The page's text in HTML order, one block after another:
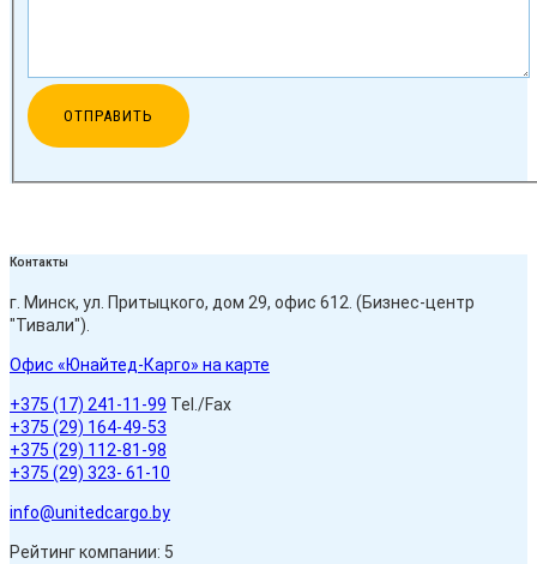
Контакты
г. Минск, ул. Притыцкого, дом 29, офис 612. (Бизнес-центр
"Тивали").
Офис «Юнайтед-Карго» на карте
+375 (17) 241-11-99 Tel./Fax
+375 (29) 164-49-53
+375 (29) 112-81-98
+375 (29) 323- 61-10
info@unitedcargo.by
Рейтинг компании: 5